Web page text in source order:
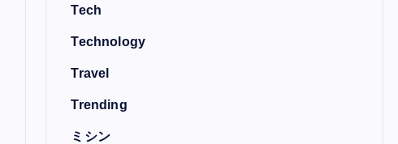
Tech
Technology
Travel
Trending
ミシン